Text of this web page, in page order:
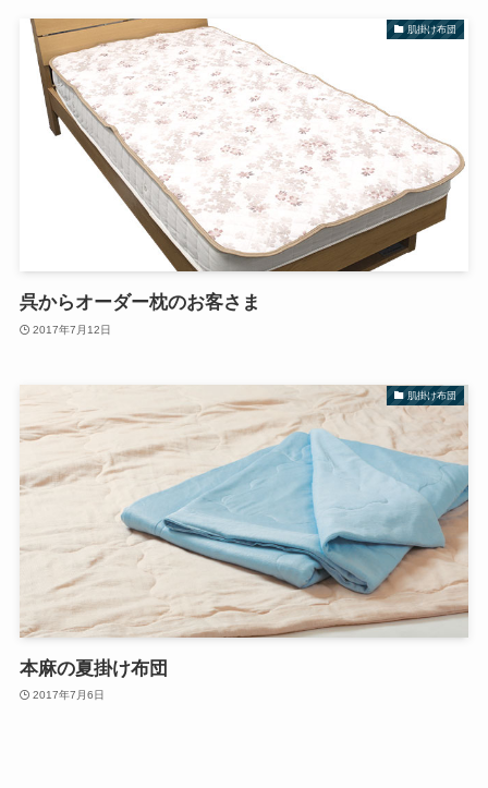
肌掛け布団
呉からオーダー枕のお客さま
2017年7月12日
肌掛け布団
本麻の夏掛け布団
2017年7月6日